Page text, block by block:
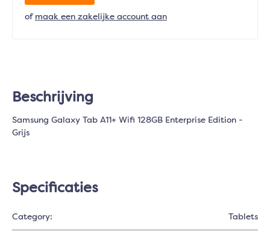
of maak een zakelijke account aan
Beschrijving
Samsung Galaxy Tab A11+ Wifi 128GB Enterprise Edition -
Grijs
Specificaties
Category: Tablets